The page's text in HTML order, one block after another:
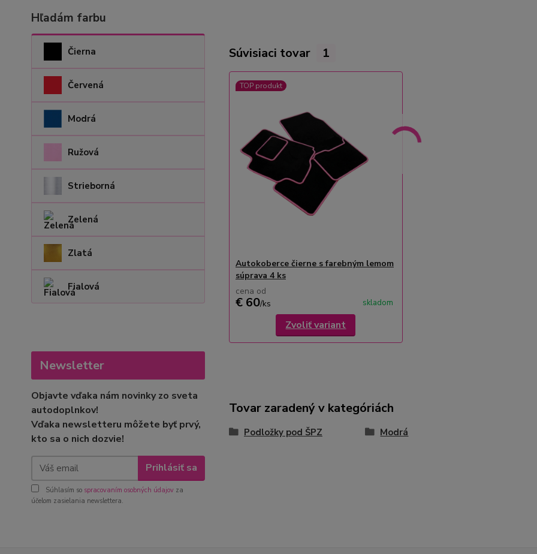
Hľadám farbu
Čierna
Červená
Modrá
Ružová
Strieborná
Zelená
Zlatá
Fialová
Newsletter
Objavte vďaka nám novinky zo sveta
autodoplnkov!
Vďaka newsletteru môžete byť prvý,
kto sa o nich dozvie!
Prihlásiť sa
Súhlasím so spracovaním osobných údajov za
účelom zasielania newslettera.
Súvisiaci tovar 1
TOP produkt
Autokoberce čierne s farebným lemom
súprava 4 ks
cena od
€ 60/ks skladom
Zvoliť variant
Tovar zaradený v kategóriách
Podložky pod ŠPZ Modrá